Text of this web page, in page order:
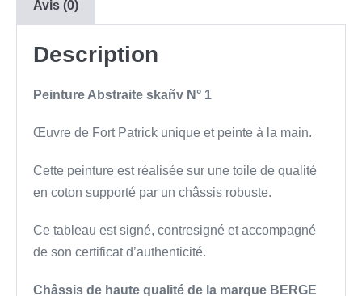
Avis (0)
Description
Peinture Abstraite skañv N° 1
Œuvre de Fort Patrick unique et peinte à la main.
Cette peinture est réalisée sur une toile de qualité
en coton supporté par un châssis robuste.
Ce tableau est signé, contresigné et accompagné
de son certificat d’authenticité.
Châssis de haute qualité de la marque BERGE